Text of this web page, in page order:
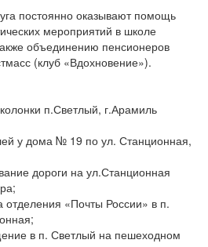
постоянно оказывают помощь
мероприятий в школе
объединению пенсионеров
(клуб «Вдохновение»).
п.Светлый, г.Арамиль
у дома № 19 по ул. Станционная,
дороги на ул.Станционная
отделения «Почты России» в п.
в п. Светлый на пешеходном